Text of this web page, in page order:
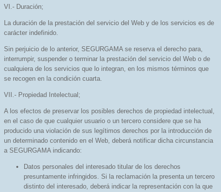
VI.- Duración;
La duración de la prestación del servicio del Web y de los servicios es de
carácter indefinido.
Sin perjuicio de lo anterior, SEGURGAMA se reserva el derecho para,
interrumpir, suspender o terminar la prestación del servicio del Web o de
cualquiera de los servicios que lo integran, en los mismos términos que
se recogen en la condición cuarta.
VII.- Propiedad Intelectual;
A los efectos de preservar los posibles derechos de propiedad intelectual,
en el caso de que cualquier usuario o un tercero considere que se ha
producido una violación de sus legítimos derechos por la introducción de
un determinado contenido en el Web, deberá notificar dicha circunstancia
a SEGURGAMA indicando:
Datos personales del interesado titular de los derechos
presuntamente infringidos. Si la reclamación la presenta un tercero
distinto del interesado, deberá indicar la representación con la que